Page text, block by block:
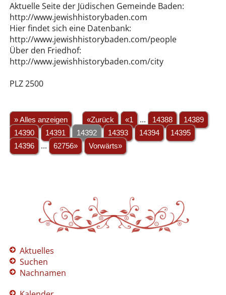
Aktuelle Seite der Jüdischen Gemeinde Baden:
http://www.jewishhistorybaden.com
Hier findet sich eine Datenbank:
http://www.jewishhistorybaden.com/people
Über den Friedhof:
http://www.jewishhistorybaden.com/city
PLZ 2500
» Alles anzeigen «Zurück «1 ... 14388
14389
14390
14391 14392 14393 14394
14395
14396
... 62756» Vorwärts»
Aktuelles
Suchen
Nachnamen